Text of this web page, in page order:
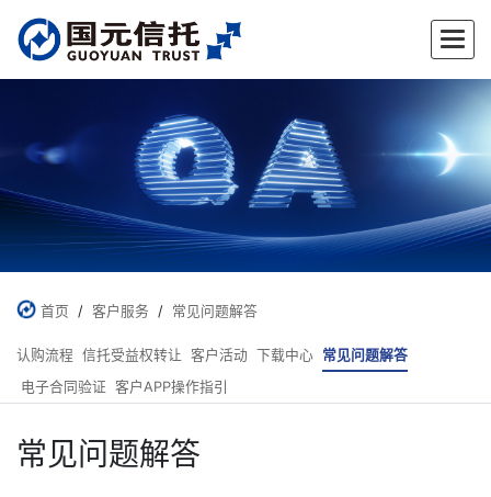
首页 / 客户服务 / 常见问题解答
认购流程 信托受益权转让 客户活动 下载中心 常见问题解答
电子合同验证 客户APP操作指引
常见问题解答